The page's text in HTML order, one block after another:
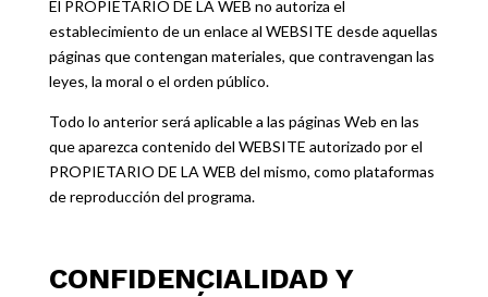
El PROPIETARIO DE LA WEB no autoriza el
establecimiento de un enlace al WEBSITE desde aquellas
páginas que contengan materiales, que contravengan las
leyes, la moral o el orden público.
Todo lo anterior será aplicable a las páginas Web en las
que aparezca contenido del WEBSITE autorizado por el
PROPIETARIO DE LA WEB del mismo, como plataformas
de reproducción del programa.
CONFIDENCIALIDAD Y